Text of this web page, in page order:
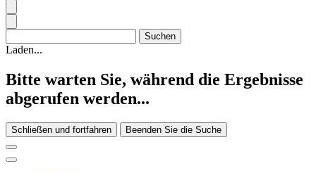
Laden...
Bitte warten Sie, während die Ergebnisse
abgerufen werden...
Schließen und fortfahren Beenden Sie die Suche